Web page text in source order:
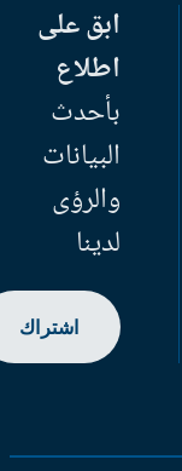
ابق على
اطلاع
بأحدث
البيانات
والرؤى
لدينا
اشتراك